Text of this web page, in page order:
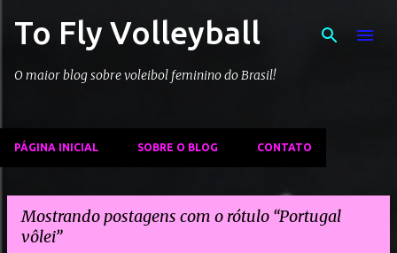
Pular para o conteúdo principal
To Fly Volleyball
O maior blog sobre voleibol feminino do Brasil!
PÁGINA INICIAL SOBRE O BLOG CONTATO
Mostrando postagens com o rótulo Portugal
vôlei